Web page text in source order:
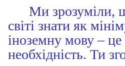
Ми зрозуміли,
світі знати як
іноземну мову –
необхідність. Ти